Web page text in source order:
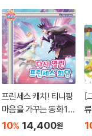
프린세스 캐치! 티니핑
마음을 가꾸는 동화 10
: 다시 열린 프린세스 회
10% 14,400원
[